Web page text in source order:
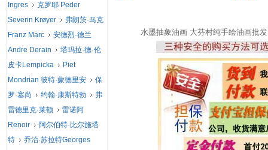
水墨抽象油画 大芬村纯手绘油画批
Ingres
克罗耶 Peder
Severin Krøyer
弗朗茨·马克
Franz Marc
安德烈·德兰
Andre Derain
塔玛拉·德·伦
皮卡Lempicka
Piet
Mondrian 彼特·蒙德里安
保
罗·塞尚
约翰·康斯特勃
弗
雷德里克·莱顿
雷诺阿
Renoir
阿尔伯特·比尔施塔
特
乔治·苏拉特Georges